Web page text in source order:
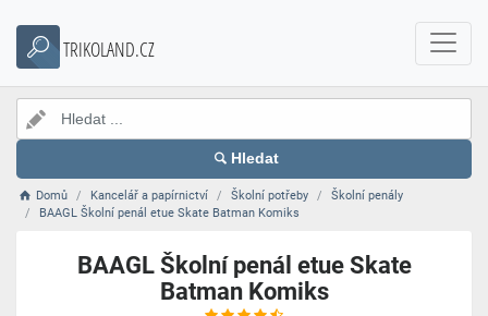
TRIKOLAND.CZ
Hledat
Domů Kancelář a papírnictví Školní potřeby
Školní penály
BAAGL Školní penál etue Skate Batman Komiks
BAAGL Školní penál etue Skate
Batman Komiks